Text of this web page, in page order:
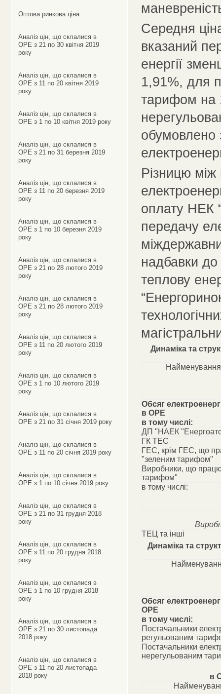
Оптова ринкова ціна
Аналіз цін, що склалися в
ОРЕ з 21 по 30 квітня 2019
року
Аналіз цін, що склалися в
ОРЕ з 11 по 20 квітня 2019
року
Аналіз цін, що склалися в
ОРЕ з 1 по 10 квітня 2019 року
Аналіз цін, що склалися в
ОРЕ з 21 по 31 березня 2019
року
Аналіз цін, що склалися в
ОРЕ з 11 по 20 березня 2019
року
Аналіз цін, що склалися в
ОРЕ з 1 по 10 березня 2019
року
Аналіз цін, що склалися в
ОРЕ з 21 по 28 лютого 2019
року
Аналіз цін, що склалися в
ОРЕ з 21 по 28 лютого 2019
року
Аналіз цін, що склалися в
ОРЕ з 11 по 20 лютого 2019
року
Аналіз цін, що склалися в
ОРЕ з 1 по 10 лютого 2019
року
Аналіз цін, що склалися в
ОРЕ з 21 по 31 січня 2019 року
Аналіз цін, що склалися в
ОРЕ з 11 по 20 січня 2019 року
Аналіз цін, що склалися в
ОРЕ з 1 по 10 січня 2019 року
Аналіз цін, що склалися в
ОРЕ з 21 по 31 грудня 2018
року
Аналіз цін, що склалися в
ОРЕ з 11 по 20 грудня 2018
року
Аналіз цін, що склалися в
ОРЕ з 1 по 10 грудня 2018
року
Аналіз цін, що склалися в
ОРЕ з 21 по 30 листопада
2018 року
Аналіз цін, що склалися в
ОРЕ з 11 по 20 листопада
2018 року
Середня
вказаний
енергії
1,91%, для
тарифом на
обумовлено
Різницю між
оплату НЕК
передачу
надбавки
теплову
Динаміка та
Найменування
Обсяг
в ОРЕ
в тому числі:
ДП "НАЕК
ГК ТЕС
ГЕС, крім ГЕС, що
"зеленим тарифом"
Виробники, що
тарифом"
в тому числі:
ТЕЦ та інші
Динаміка та
Обсяг
ОРЕ
в тому числі:
Постачальники
регульованим
Постачальники
нерегульованим
в